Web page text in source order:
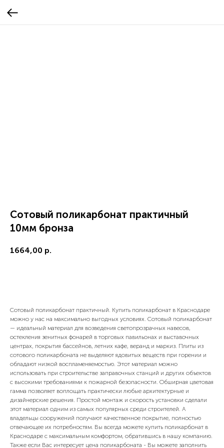
Сотовый поликарбонат практичный
10мм бронза
1664,00 р.
Сотовый поликарбонат практичный. Купить поликарбонат в Краснодаре
можно у нас на максимально выгодных условиях. Сотовый поликарбонат
— идеальный материал для возведения светопрозрачных навесов,
остекления зенитных фонарей в торговых павильонах и выставочных
центрах, покрытия бассейнов, летних кафе, веранд и маркиз. Плиты из
сотового поликарбоната не выделяют ядовитых веществ при горении и
обладают низкой воспламеняемостью. Этот материал можно
использовать при строительстве заправочных станций и других объектов
с высокими требованиями к пожарной безопасности. Обширная цветовая
гамма позволяет воплощать практически любые архитектурные и
дизайнерские решения. Простой монтаж и скорость установки сделали
этот материал одним из самых популярных среди строителей. А
владельцы сооружений получают качественное покрытие, полностью
отвечающее их потребностям. Вы всегда можете купить поликарбонат в
Краснодаре с максимальным комфортом, обратившись в нашу компанию.
Также если Вас интересует цена поликарбоната - Вы можете заполнить